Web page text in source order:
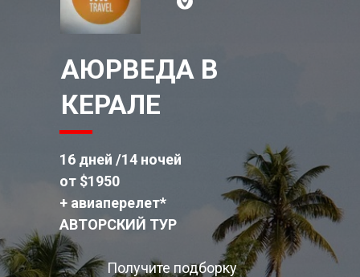
АЮРВЕДА В
КЕРАЛЕ
16 дней /14 ночей
от $1950
+ авиаперелет*
АВТОРСКИЙ ТУР
Получите подборку